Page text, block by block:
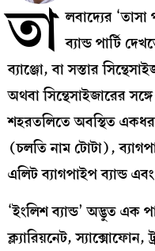
তা লবাদ্যের ‘তাসা
ব্যান্ড পার্টি
ব্যাঞ্জো, বা সস্তার
অথবা সিন্থেসাইজারের
শহরতলিতে অবস্থিত
(চলতি নাম টোটা),
এলিট ব্যাগপাইপ ব্যান্ড
‘ইংলিশ ব্যান্ড’ অদ্ভুত এক
ক্ল্যারিয়নেট, স্যাক্সোফোন,